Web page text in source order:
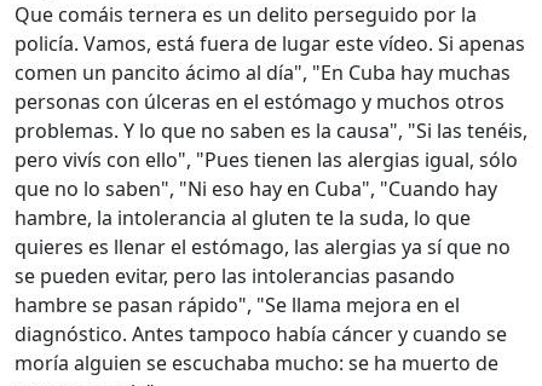
Que comáis ternera es un delito perseguido por la
policía. Vamos, está fuera de lugar este vídeo. Si apenas
comen un pancito ácimo al día", "En Cuba hay muchas
personas con úlceras en el estómago y muchos otros
problemas. Y lo que no saben es la causa", "Si las tenéis,
pero vivís con ello", "Pues tienen las alergias igual, sólo
que no lo saben", "Ni eso hay en Cuba", "Cuando hay
hambre, la intolerancia al gluten te la suda, lo que
quieres es llenar el estómago, las alergias ya sí que no
se pueden evitar, pero las intolerancias pasando
hambre se pasan rápido", "Se llama mejora en el
diagnóstico. Antes tampoco había cáncer y cuando se
moría alguien se escuchaba mucho: se ha muerto de